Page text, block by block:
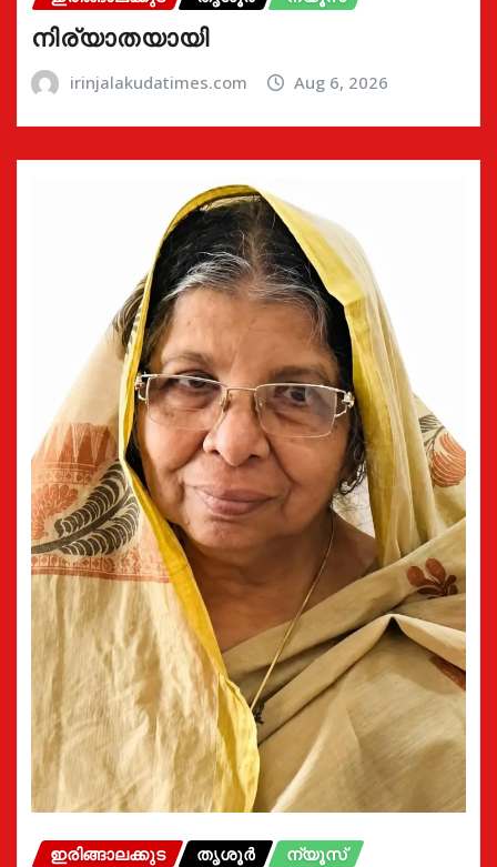
നിര്യാതയായി
irinjalakudatimes.com Aug 6, 2026
ഇരിങ്ങാലക്കുട തൃശൂർ ന്യൂസ്